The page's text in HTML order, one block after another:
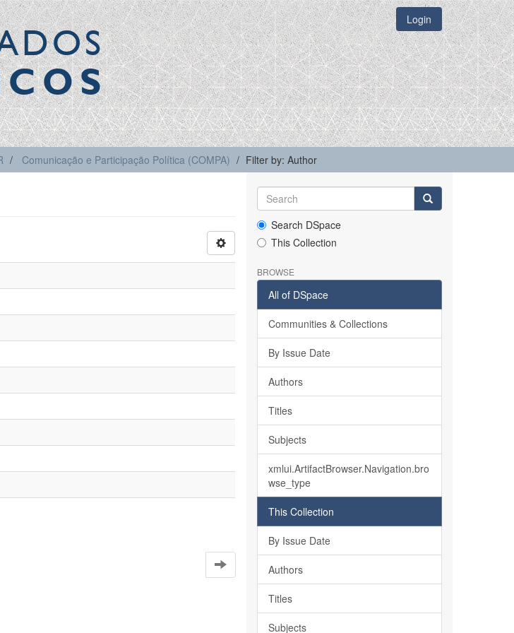
Login
Comunicação e Participação Política (COMPA) Filter by: Author
Search DSpace
This Collection
BROWSE
All of DSpace
Communities & Collections
By Issue Date
Authors
Titles
Subjects
xmlui.ArtifactBrowser.Navigation.bro
wse_type
This Collection
By Issue Date
Authors
Titles
Subjects